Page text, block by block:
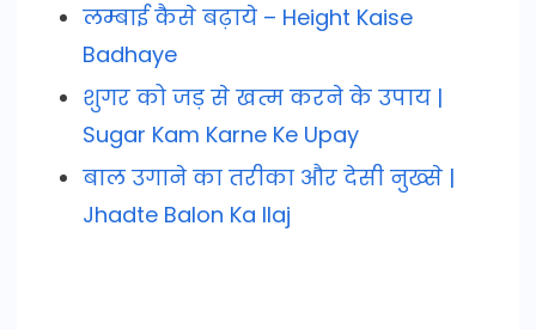
लम्बाई कैसे बढ़ाये – Height Kaise
Badhaye
शुगर को जड़ से खत्म करने के उपाय |
Sugar Kam Karne Ke Upay
बाल उगाने का तरीका और देसी नुख्से |
Jhadte Balon Ka Ilaj